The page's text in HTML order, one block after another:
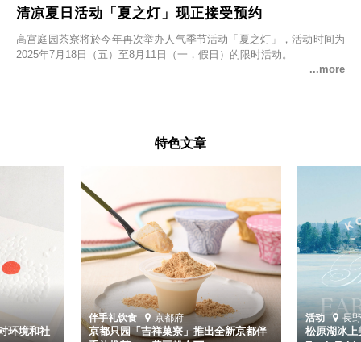
清凉夏日活动「夏之灯」现正接受预约
高宫庭园茶寮将於今年再次举办人气季节活动「夏之灯」，活动时间为
2025年7月18日（五）至8月11日（一，假日）的限时活动。
特色文章
环境和社
伴手礼饮食 京都府
京都只园「吉祥菓寮」推出全新京都伴
活动 長
松原湖冰